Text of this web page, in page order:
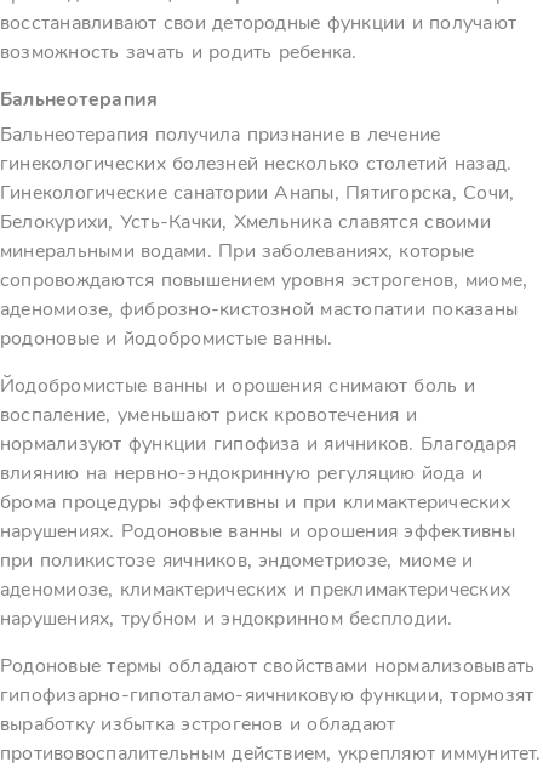
восстанавливают свои детородные функции и получают
возможность зачать и родить ребенка.
Бальнеотерапия
Бальнеотерапия получила признание в лечение
гинекологических болезней несколько столетий назад.
Гинекологические санатории Анапы, Пятигорска, Сочи,
Белокурихи, Усть-Качки, Хмельника славятся своими
минеральными водами. При заболеваниях, которые
сопровождаются повышением уровня эстрогенов, миоме,
аденомиозе, фиброзно-кистозной мастопатии показаны
родоновые и йодобромистые ванны.
Йодобромистые ванны и орошения снимают боль и
воспаление, уменьшают риск кровотечения и
нормализуют функции гипофиза и яичников. Благодаря
влиянию на нервно-эндокринную регуляцию йода и
брома процедуры эффективны и при климактерических
нарушениях. Родоновые ванны и орошения эффективны
при поликистозе яичников, эндометриозе, миоме и
аденомиозе, климактерических и преклимактерических
нарушениях, трубном и эндокринном бесплодии.
Родоновые термы обладают свойствами нормализовывать
гипофизарно-гипоталамо-яичниковую функции, тормозят
выработку избытка эстрогенов и обладают
противовоспалительным действием, укрепляют иммунитет.